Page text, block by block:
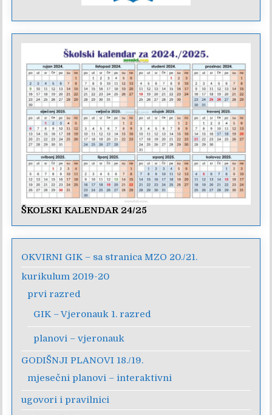
ŠKOLSKI KALENDAR 24/25
OKVIRNI GIK – sa stranica MZO 20./21.
kurikulum 2019-20
prvi razred
GIK – Vjeronauk 1. razred
planovi – vjeronauk
GODIŠNJI PLANOVI 18./19.
mjesečni planovi – interaktivni
ugovori i pravilnici